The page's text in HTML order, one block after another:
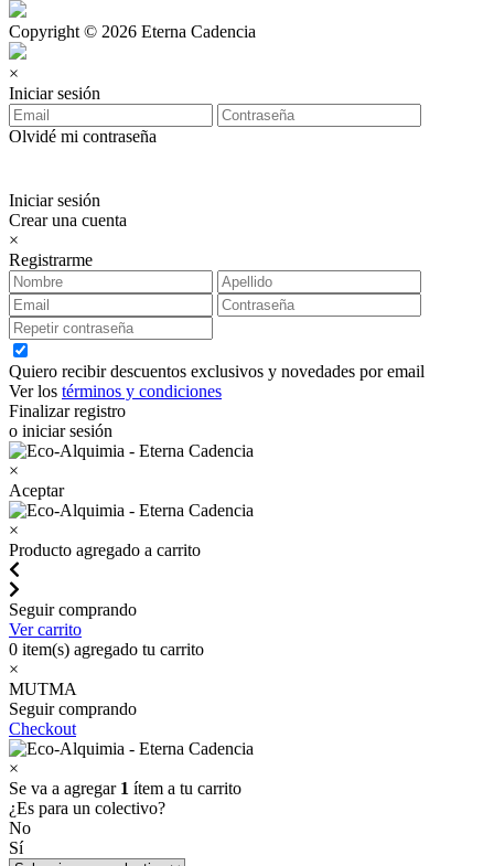
Copyright © 2026 Eterna Cadencia
×
Iniciar sesión
Olvidé mi contraseña
Iniciar sesión
Crear una cuenta
×
Registrarme
Quiero recibir descuentos exclusivos y novedades por email
Ver los términos y condiciones
Finalizar registro
o iniciar sesión
×
Aceptar
×
Producto agregado a carrito
Seguir comprando
Ver carrito
0 item(s) agregado tu carrito
×
MUTMA
Seguir comprando
Checkout
×
Se va a agregar 1 ítem a tu carrito
¿Es para un colectivo?
No
Sí